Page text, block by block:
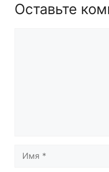
Оставьте
Имя